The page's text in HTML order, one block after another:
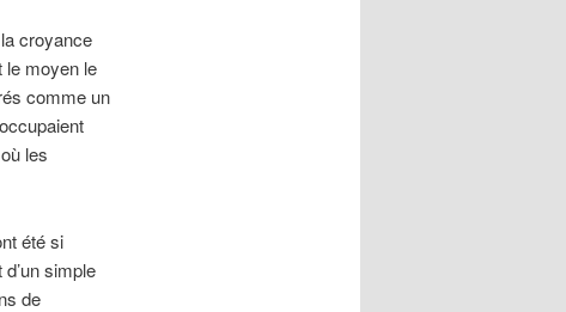
croyance
le moyen le
comme un
les
été si
simple
de